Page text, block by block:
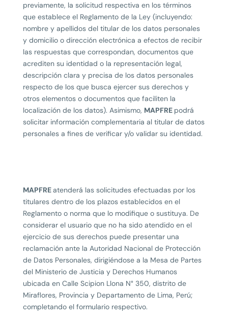
previamente, la solicitud respectiva en los términos
que establece el Reglamento de la Ley (incluyendo:
nombre y apellidos del titular de los datos personales
y domicilio o dirección electrónica a efectos de recibir
las respuestas que correspondan, documentos que
acrediten su identidad o la representación legal,
descripción clara y precisa de los datos personales
respecto de los que busca ejercer sus derechos y
otros elementos o documentos que faciliten la
localización de los datos). Asimismo, MAPFRE podrá
solicitar información complementaria al titular de datos
personales a fines de verificar y/o validar su identidad.
MAPFREatenderá las solicitudes efectuadas por los
titulares dentro de los plazos establecidos en el
Reglamento o norma que lo modifique o sustituya. De
considerar el usuario que no ha sido atendido en el
ejercicio de sus derechos puede presentar una
reclamación ante la Autoridad Nacional de Protección
de Datos Personales, dirigiéndose a la Mesa de Partes
del Ministerio de Justicia y Derechos Humanos
ubicada en Calle Scipion Llona N° 350, distrito de
Miraflores, Provincia y Departamento de Lima, Perú;
completando el formulario respectivo.